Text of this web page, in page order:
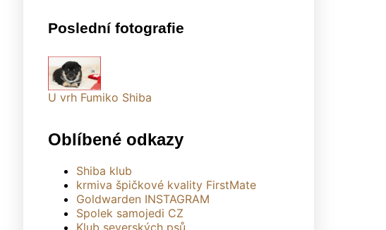
Poslední fotografie
U vrh Fumiko Shiba
Oblíbené odkazy
Shiba klub
krmiva špičkové kvality FirstMate
Goldwarden INSTAGRAM
Spolek samojedi CZ
Klub severských psů